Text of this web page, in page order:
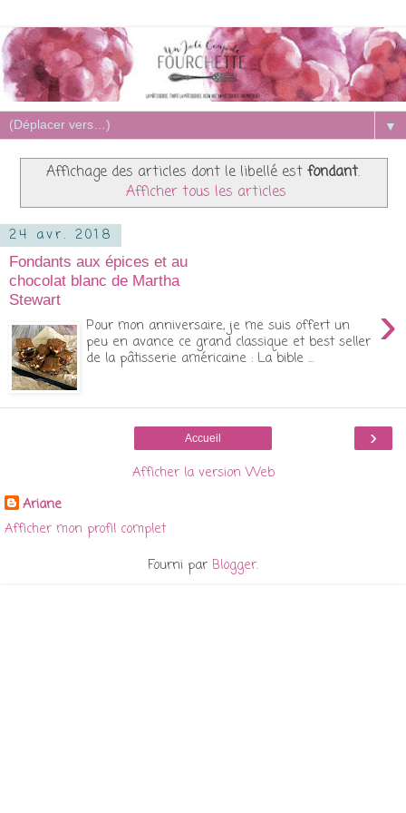
▼
Affichage des articles dont le libellé est fondant.
Afficher tous les articles
24 avr. 2018
Fondants aux épices et au
chocolat blanc de Martha
Stewart
›
Pour mon anniversaire, je me suis offert un
peu en avance ce grand classique et best seller
de la pâtisserie américaine : La bible ...
›
Accueil
Afficher la version Web
Ariane
Afficher mon profil complet
Fourni par Blogger.